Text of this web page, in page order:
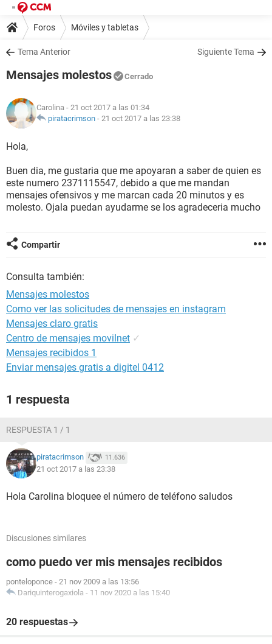
Foros Móviles y tabletas
Tema Anterior Siguiente Tema
Mensajes molestos Cerrado
Carolina - 21 oct 2017 a las 01:34
piratacrimson - 21 oct 2017 a las 23:38
Hola,
Buen dia, me gustaria que me apoyaran a saber de quien es
este numero 2371115547, debido a que me mandan
mensajes ofensivos y me marcan cada 20 minutos y es
molesto. Ojala puedan ayudarme se los agradeceria mucho
Compartir
Consulta también:
Mensajes molestos
Como ver las solicitudes de mensajes en instagram
Mensajes claro gratis
Centro de mensajes movilnet ✓
Mensajes recibidos 1
Enviar mensajes gratis a digitel 0412
1 respuesta
RESPUESTA 1 / 1
piratacrimson 11.636
21 oct 2017 a las 23:38
Hola Carolina bloquee el número de teléfono saludos
Discusiones similares
como puedo ver mis mensajes recibidos
ponteloponce - 21 nov 2009 a las 13:56
Dariquinterogaxiola - 11 nov 2020 a las 15:40
20 respuestas